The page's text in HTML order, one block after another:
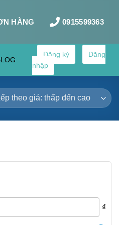
HÀNG 0915599363
Đăng ký
Đăng
nhập
₫